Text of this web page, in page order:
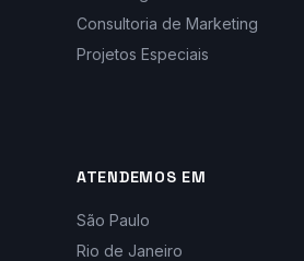
Consultoria de Marketing
Projetos Especiais
ATENDEMOS EM
São Paulo
Rio de Janeiro